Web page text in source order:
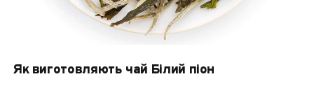
Як виготовляють чай Білий піон